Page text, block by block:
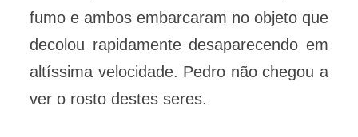
fumo e ambos embarcaram no objeto que
decolou rapidamente desaparecendo em
altíssima velocidade. Pedro não chegou a
ver o rosto destes seres.